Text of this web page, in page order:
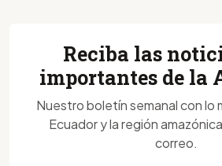
Reciba las
importantes de la
Nuestro boletín semanal con lo
Ecuador y la región
correo.